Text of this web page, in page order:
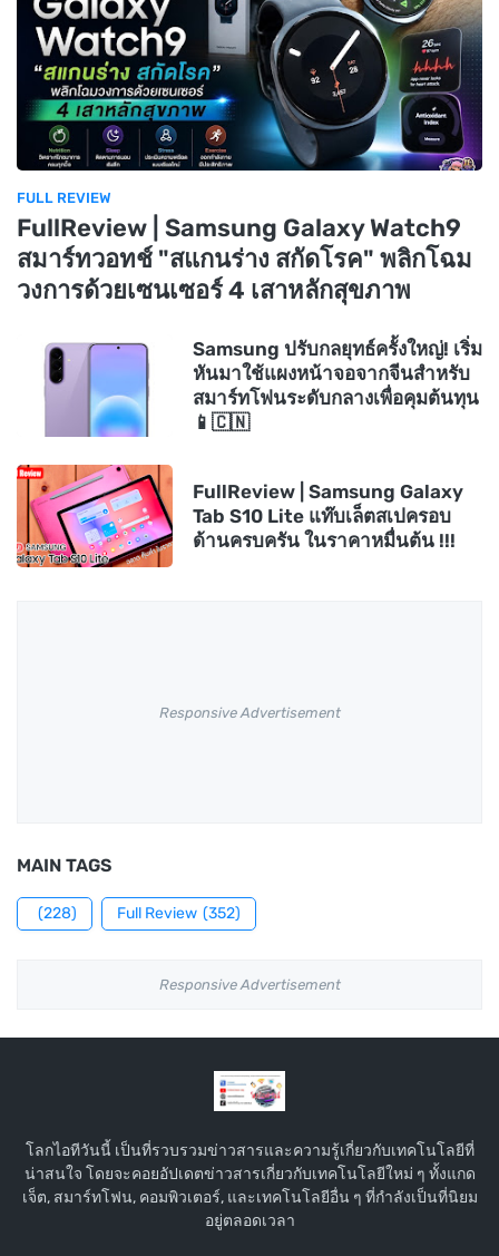
FULL REVIEW
FullReview | Samsung Galaxy Watch9
สมาร์ทวอทช์ "สแกนร่าง สกัดโรค" พลิกโฉม
วงการด้วยเซนเซอร์ 4 เสาหลักสุขภาพ
Samsung ปรับกลยุทธ์ครั้งใหญ่! เริ่ม
หันมาใช้แผงหน้าจอจากจีนสำหรับ
สมาร์ทโฟนระดับกลางเพื่อคุมต้นทุน
📱🇨🇳
FullReview | Samsung Galaxy
Tab S10 Lite แท๊บเล็ตสเปครอบ
ด้านครบครัน ในราคาหมื่นต้น !!!
Responsive Advertisement
MAIN TAGS
(228) Full Review (352)
Responsive Advertisement
โลกไอทีวันนี้ เป็นที่รวบรวมข่าวสารและความรู้เกี่ยวกับเทคโนโลยีที่
น่าสนใจ โดยจะคอยอัปเดตข่าวสารเกี่ยวกับเทคโนโลยีใหม่ ๆ ทั้งแกด
เจ็ต, สมาร์ทโฟน, คอมพิวเตอร์, และเทคโนโลยีอื่น ๆ ที่กำลังเป็นที่นิยม
อยู่ตลอดเวลา